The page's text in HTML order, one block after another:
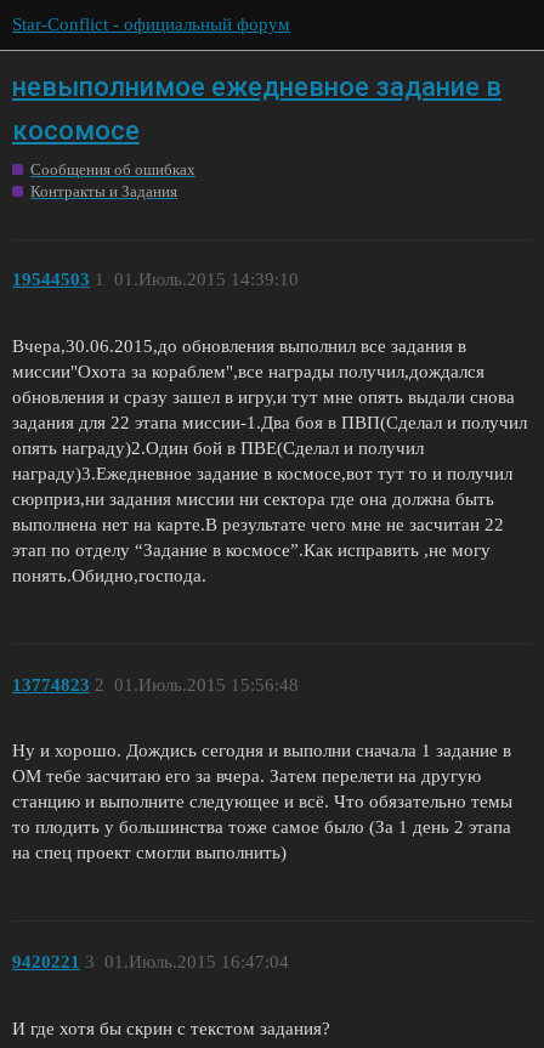
Star-Conflict - официальный форум
невыполнимое ежедневное задание в
косомосе
Сообщения об ошибках
Контракты и Задания
19544503 01.Июль.2015 14:39:10
1
Вчера,30.06.2015,до обновления выполнил все задания в
миссии"Охота за кораблем",все награды получил,дождался
обновления и сразу зашел в игру,и тут мне опять выдали снова
задания для 22 этапа миссии-1.Два боя в ПВП(Сделал и получил
опять награду)2.Один бой в ПВЕ(Сделал и получил
награду)3.Ежедневное задание в космосе,вот тут то и получил
сюрприз,ни задания миссии ни сектора где она должна быть
выполнена нет на карте.В результате чего мне не засчитан 22
этап по отделу “Задание в космосе”.Как исправить ,не могу
понять.Обидно,господа.
13774823 01.Июль.2015 15:56:48
2
Ну и хорошо. Дождись сегодня и выполни сначала 1 задание в
ОМ тебе засчитаю его за вчера. Затем перелети на другую
станцию и выполните следующее и всё. Что обязательно темы
то плодить у большинства тоже самое было (За 1 день 2 этапа
на спец проект смогли выполнить)
9420221 01.Июль.2015 16:47:04
3
И где хотя бы скрин с текстом задания?